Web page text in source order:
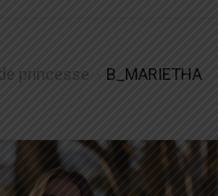
princesse B_MARIETHA